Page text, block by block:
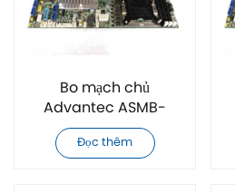
Bo mạch chủ
Advantec ASMB-
782G4-00A1E hoàn
toàn mới
Đọc thêm